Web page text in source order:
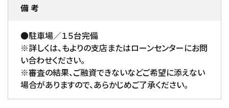
備 考
●駐車場／１５台完備
※詳しくは、もよりの支店またはローンセンターにお問
い合わせください。
※審査の結果、ご融資できないなどご希望に添えない
場合がありますので、あらかじめご了承ください。